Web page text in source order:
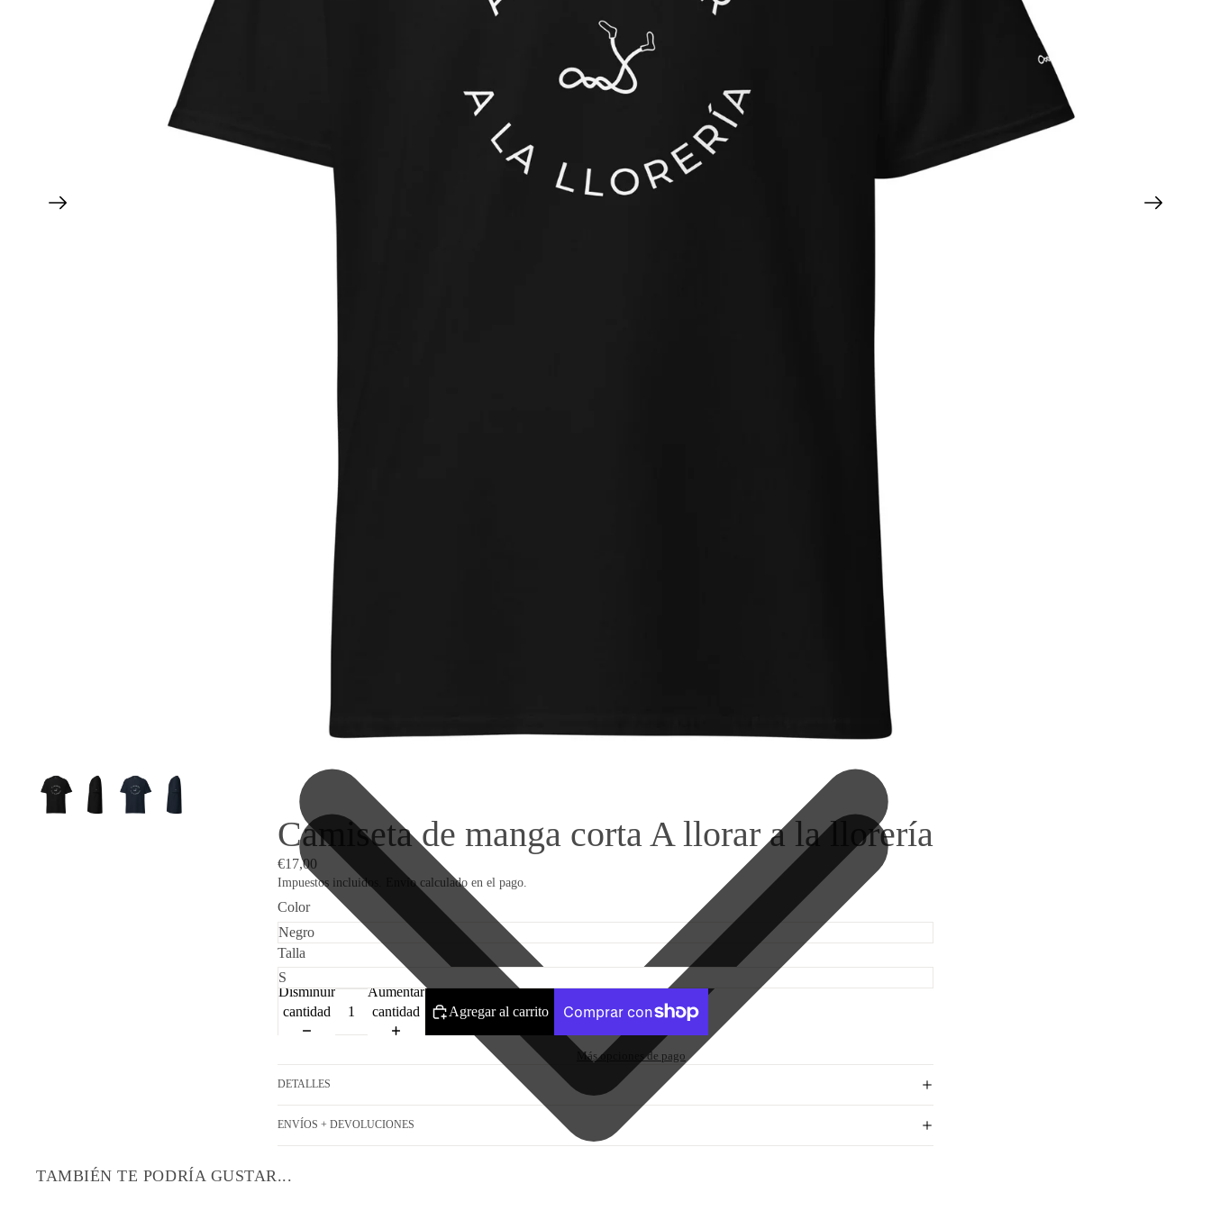
Camiseta de manga corta A llorar a la llorería
€17,00
Impuestos incluidos. Envío calculado en el pago.
Color
Talla
Disminuir
cantidad
Aumentar
cantidad
Agregar al carrito
Más opciones de pago
DETALLES
ENVÍOS + DEVOLUCIONES
TAMBIÉN TE PODRÍA GUSTAR...